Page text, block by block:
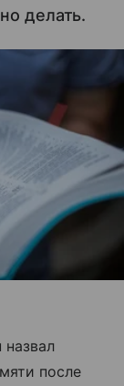
делать.
после